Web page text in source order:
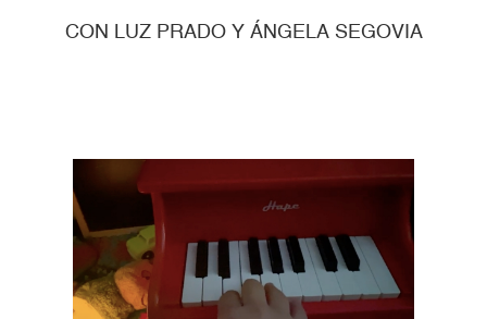
CON LUZ PRADO Y ÁNGELA SEGOVIA